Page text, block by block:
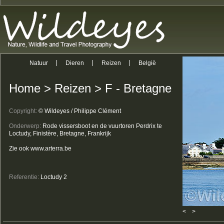
Natuur Dieren Reizen België
Home > Reizen > F - Bretagne
Copyright: © Wildeyes / Philippe Clément
Onderwerp: Rode vissersboot en de vuurtoren Perdrix te
Loctudy, Finistère, Bretagne, Frankrijk
Zie ook www.arterra.be
Referentie: Loctudy 2
< >